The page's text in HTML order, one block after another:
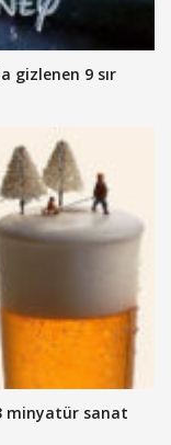
gizlenen 9 sır
minyatür sanat